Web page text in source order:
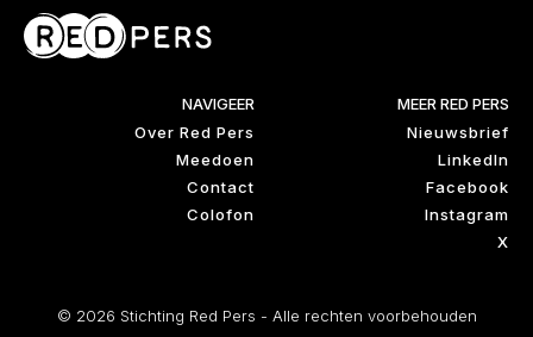
NAVIGEER
Over Red Pers
Meedoen
Contact
Colofon
MEER RED PERS
Nieuwsbrief
LinkedIn
Facebook
Instagram
X
© 2026 Stichting Red Pers - Alle rechten voorbehouden